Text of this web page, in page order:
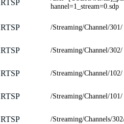
RTSP
hannel=1_stream=0.sdp
RTSP /Streaming/Channel/301/
RTSP /Streaming/Channel/302/
RTSP /Streaming/Channel/102/
RTSP /Streaming/Channel/101/
RTSP /Streaming/Channels/